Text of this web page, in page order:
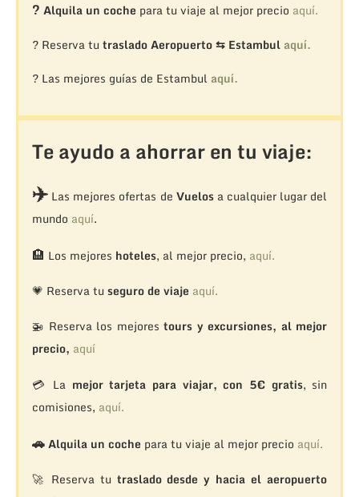
? Alquila un coche para tu viaje al mejor precio aquí.
? Reserva tu traslado Aeropuerto ⇆ Estambul aquí.
? Las mejores guías de Estambul aquí.
Te ayudo a ahorrar en tu viaje:
✈️Las mejores ofertas de Vuelosa cualquier lugar del
mundo aquí.
🏨 Los mejores hoteles, al mejor precio, aquí.
💗 Reserva tu seguro de viaje aquí.
🚁 Reserva los mejorestours y excursiones, al mejor
precio, aquí
💳 La mejor tarjeta para viajar, con 5€ gratis, sin
comisiones, aquí.
🚗Alquila un coche para tu viaje al mejor precio aquí.
🚀 Reserva tu traslado desde y hacia el aeropuerto